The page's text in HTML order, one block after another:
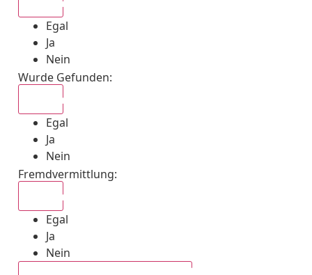
Egal
Ja
Nein
Wurde Gefunden:
Egal
Ja
Nein
Fremdvermittlung:
Egal
Ja
Nein